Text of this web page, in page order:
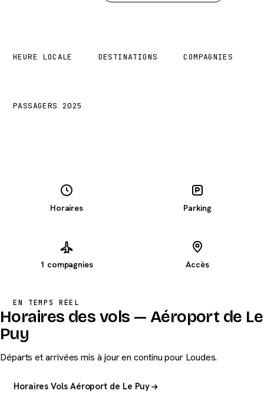
HEURE LOCALE DESTINATIONS COMPAGNIES
PASSAGERS 2025
Horaires Parking
1 compagnies Accès
EN TEMPS RÉEL
Horaires des vols — Aéroport de Le
Puy
Départs et arrivées mis à jour en continu pour Loudes.
Horaires Vols Aéroport de Le Puy